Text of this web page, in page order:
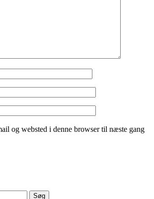
og websted i denne browser til næste gang